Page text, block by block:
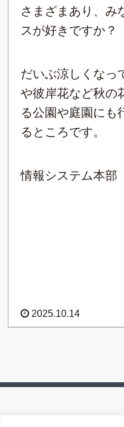
さまざまあり、み
スが好きですか？
だいぶ涼しくなっ
や彼岸花など秋の
る公園や庭園にも
るところです。
情報システム本
2025.10.14